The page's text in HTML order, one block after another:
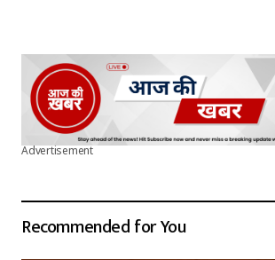
Advertisement
Recommended for You